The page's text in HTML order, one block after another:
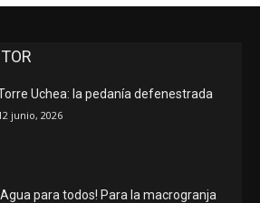
Uchea: la pedanía defenestrada
junio, 2026
para todos! Para la macrogranja